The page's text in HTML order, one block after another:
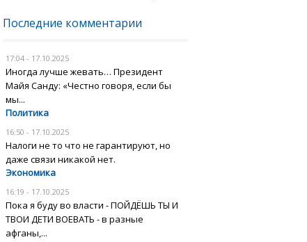
Последние комментарии
17:04 - 17.10.2025
Иногда лучше жевать… Президент
Майя Санду: «Честно говоря, если бы
мы...
Политика
16:50 - 17.10.2025
Налоги не то что не гарантируют, но
даже связи никакой нет.
Экономика
16:19 - 17.10.2025
Пока я буду во власти - ПОЙДЁШЬ ТЫ И
ТВОИ ДЕТИ ВОЕВАТЬ - в разные
афганы,...